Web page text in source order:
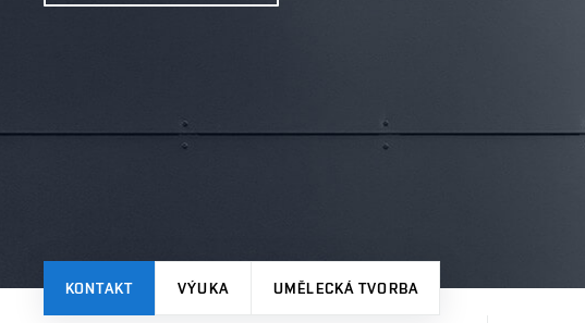
KONTAKT VÝUKA UMĚLECKÁ TVORBA